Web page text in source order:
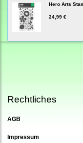
Hero Arts
24,99 €
Rechtliches
AGB
Impressum